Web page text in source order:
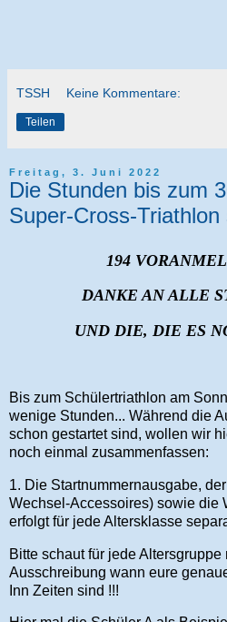
TSSH Keine Kommentare:
Teilen
Freitag, 3. Juni 2022
Die Stunden bis zum
Super-Cross-Triathlon
194
DANKE AN ALLE
UND DIE, DIE ES
Bis zum Schülertriathlon am
wenige Stunden... Während die
schon gestartet sind, wollen wir
noch einmal zusammenfassen:
1. Die Startnummernausgabe,
Wechsel-Accessoires) sowie die
erfolgt für jede Altersklasse
Bitte schaut für jede
Ausschreibung wann eure
Inn Zeiten sind !!!